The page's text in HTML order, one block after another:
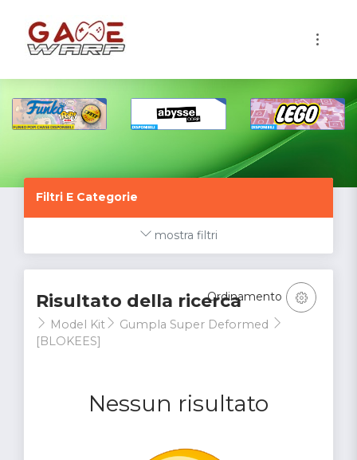
Filtri E Categorie
mostra filtri
Risultato della ricerca
Model Kit
Gumpla Super Deformed
[BLOKEES]
Nessun risultato
Ordinamento